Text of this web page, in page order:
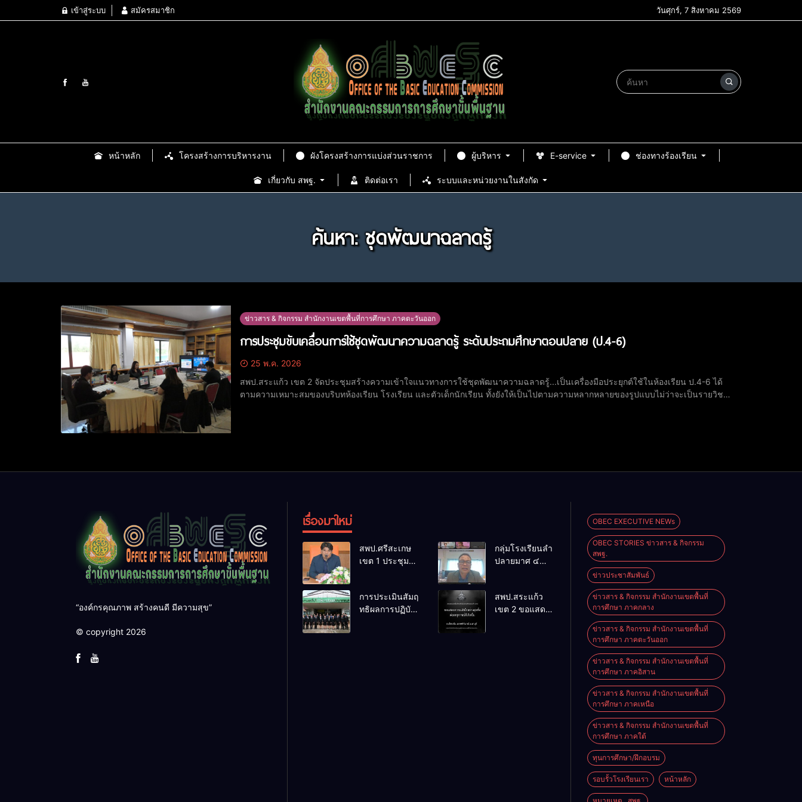
เข้าสู่ระบบ สมัครสมาชิก วันศุกร์, 7 สิงหาคม 2569
หน้าหลัก โครงสร้างการบริหารงาน ผังโครงสร้างการแบ่งส่วนราชการ ผู้บริหาร E-service ช่องทางร้องเรียน
เกี่ยวกับ สพฐ. ติดต่อเรา ระบบและหน่วยงานในสังกัด
ค้นหา: ชุดพัฒนาฉลาดรู้
ข่าวสาร & กิจกรรม สำนักงานเขตพื้นที่การศึกษา ภาคตะวันออก
การประชุมขับเคลื่อนการใช้ชุดพัฒนาความฉลาดรู้ ระดับประถมศึกษาตอนปลาย (ป.4-6)
25 พ.ค. 2026
สพป.สระแก้ว เขต 2 จัดประชุมสร้างความเข้าใจแนวทางการใช้ชุดพัฒนาความฉลาดรู้...เป็นเครื่องมือประยุกต์ใช้ในห้องเรียน ป.4-6 ได้
ตามความเหมาะสมของบริบทห้องเรียน โรงเรียน และตัวเด็กนักเรียน ทั้งยังให้เป็นไปตามความหลากหลายของรูปแบบไม่ว่าจะเป็นรายวิชา
“องค์กรคุณภาพ สร้างคนดี มีความสุข”
© copyright 2026
เรื่องมาใหม่
สพป.ศรีสะเกษ
เขต 1 ประชุม
งานศิลป
หัตถกรรม
กลุ่มโรงเรียนลำ
ปลายมาศ ๔
ผ่านระบบ
Online
การประเมินสัมฤ
ทธิผลการปฏิบัติ
สพป.สระแก้ว
เขต 2 ขอแสดง
OBEC EXECUTIVE NEWs
OBEC STORIES ข่าวสาร & กิจกรรม
สพฐ.
ข่าวประชาสัมพันธ์
ข่าวสาร & กิจกรรม สำนักงานเขตพื้นที่
การศึกษา ภาคกลาง
ข่าวสาร & กิจกรรม สำนักงานเขตพื้นที่
การศึกษา ภาคตะวันออก
ข่าวสาร & กิจกรรม สำนักงานเขตพื้นที่
การศึกษา ภาคอิสาน
ข่าวสาร & กิจกรรม สำนักงานเขตพื้นที่
การศึกษา ภาคเหนือ
ข่าวสาร & กิจกรรม สำนักงานเขตพื้นที่
การศึกษา ภาคใต้
ทุนการศึกษา/ฝึกอบรม
รอบรั้วโรงเรียนเรา หน้าหลัก